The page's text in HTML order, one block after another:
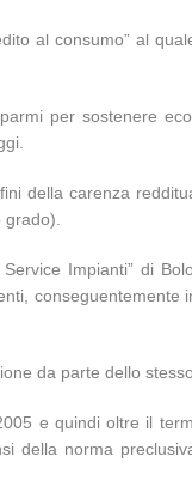
al consumo” al
per sostenere
della carenza
Impianti” di
conseguentemente
da parte dello stesso.
e quindi oltre il
della norma